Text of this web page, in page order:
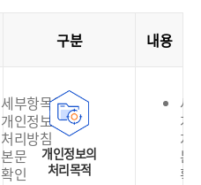
구분 내용
세부항목은
개인정보
처리방침
본문
확인
개인정보의
처리목적
세
개
처
본
확